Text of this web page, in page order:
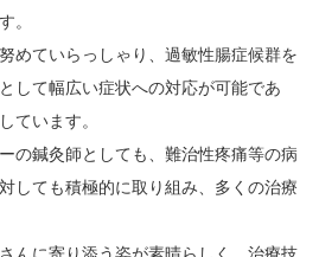
。
めていらっしゃり、過敏性腸症候群を
して幅広い症状への対応が可能であ
ています。
の鍼灸師としても、難治性疼痛等の病
しても積極的に取り組み、多くの治療
んに寄り添う姿が素晴らしく、治療技